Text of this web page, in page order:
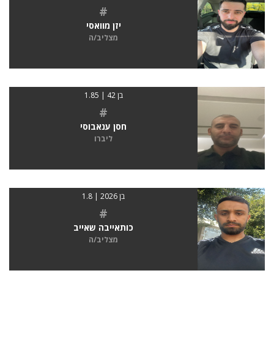
#
יזן מוואסי
מצליב/ה
בן 42 | 1.85
#
חסן ענאבוסי
ליברו
בן 2026 | 1.8
#
כותאייבה שאייב
מצליב/ה